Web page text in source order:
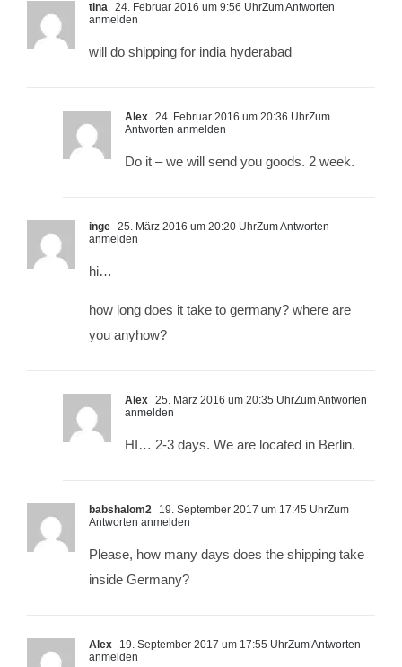
tina 24. Februar 2016 um 9:56 UhrZum Antworten
anmelden
will do shipping for india hyderabad
Alex 24. Februar 2016 um 20:36 UhrZum
Antworten anmelden
Do it – we will send you goods. 2 week.
inge 25. März 2016 um 20:20 UhrZum Antworten
anmelden
hi…
how long does it take to germany? where are
you anyhow?
Alex 25. März 2016 um 20:35 UhrZum Antworten
anmelden
HI… 2-3 days. We are located in Berlin.
babshalom2 19. September 2017 um 17:45 UhrZum
Antworten anmelden
Please, how many days does the shipping take
inside Germany?
Alex 19. September 2017 um 17:55 UhrZum Antworten
anmelden